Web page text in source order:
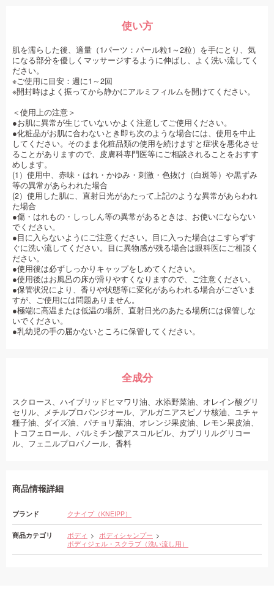
使い方
肌を濡らした後、適量（1パーツ：パール粒1～2粒）を手にとり、気
になる部分を優しくマッサージするように伸ばし、よく洗い流してく
ださい。
※ご使用に目安：週に1～2回
※開封時はよく振ってから静かにアルミフィルムを開けてください。
＜使用上の注意＞
●お肌に異常が生じていないかよく注意してご使用ください。
●化粧品がお肌に合わないとき即ち次のような場合には、使用を中止
してください。そのまま化粧品類の使用を続けますと症状を悪化させ
ることがありますので、皮膚科専門医等にご相談されることをおすす
めします。
(1）使用中、赤味・はれ・かゆみ・刺激・色抜け（白斑等）や黒ずみ
等の異常があらわれた場合
(2）使用した肌に、直射日光があたって上記のような異常があらわれ
た場合
●傷・はれもの・しっしん等の異常があるときは、お使いにならない
でください。
●目に入らないようにご注意ください。目に入った場合はこすらずす
ぐに洗い流してください。目に異物感が残る場合は眼科医にご相談く
ださい。
●使用後は必ずしっかりキャップをしめてください。
●使用後はお風呂の床が滑りやすくなりますので、ご注意ください。
●保管状況により、香りや状態等に変化があらわれる場合がございま
すが、ご使用には問題ありません。
●極端に高温または低温の場所、直射日光のあたる場所には保管しな
いでください。
●乳幼児の手の届かないところに保管してください。
全成分
スクロース、ハイブリッドヒマワリ油、水添野菜油、オレイン酸グリ
セリル、メチルプロパンジオール、アルガニアスピノサ核油、ユチャ
種子油、ダイズ油、パチョリ葉油、オレンジ果皮油、レモン果皮油、
トコフェロール、パルミチン酸アスコルビル、カプリリルグリコー
ル、フェニルプロパノール、香料
商品情報詳細
ブランド クナイプ（KNEIPP）
商品カテゴリ ボディ
ボディシャンプー
ボディジェル・スクラブ（洗い流し用）